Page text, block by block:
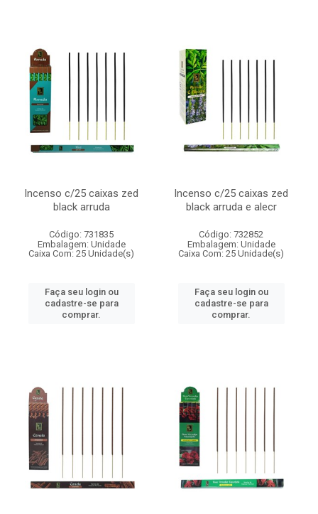
Incenso c/25 caixas zed
black arruda
Código: 731835
Embalagem: Unidade
Caixa Com: 25 Unidade(s)
Faça seu login ou
cadastre-se para
comprar.
Incenso c/25 caixas zed
black arruda e alecr
Código: 732852
Embalagem: Unidade
Caixa Com: 25 Unidade(s)
Faça seu login ou
cadastre-se para
comprar.